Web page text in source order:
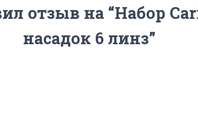
отзыв на “Набор
насадок 6 линз”